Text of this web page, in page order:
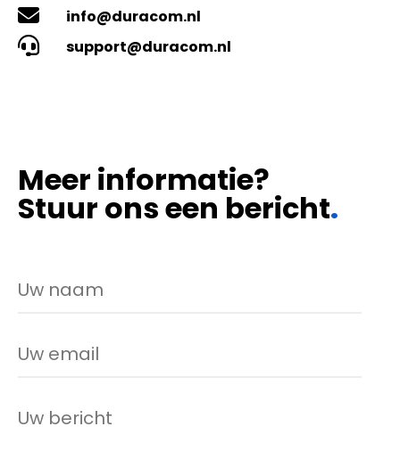
info@duracom.nl
support@duracom.nl
Meer informatie?
Stuur ons een bericht.